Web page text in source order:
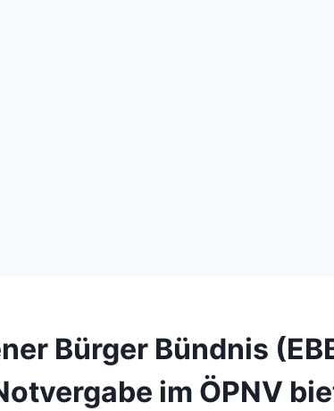
Bürger Bündnis
im ÖPNV